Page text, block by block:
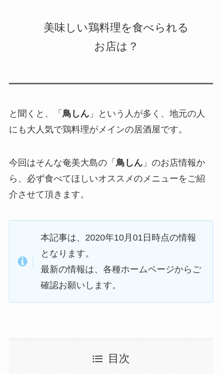
美味しい鶏料理を食べられる
お店は？
と聞くと、「 鳥しん」という人が多く、地元の人
にも大人気で鶏料理がメインの居酒屋です。
今回はそんな奄美大島の「 鳥しん」のお店情報か
ら、必ず食べてほしいオススメのメニューをご紹
介させて頂きます。
本記事は、2020年10月01日時点の情報
となります。
最新の情報は、各種ホームページからご
確認お願いします。
目次